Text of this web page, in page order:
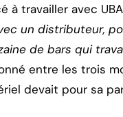
travailler avec
un distributeur,
de bars qui
entre les trois
devait pour sa